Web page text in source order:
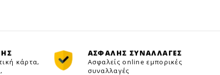
κάρτα,
ΑΣΦΑΛΗΣ ΣΥΝΑΛΛΑΓΕΣ
Ασφαλείς online εμπορικές
συναλλαγές